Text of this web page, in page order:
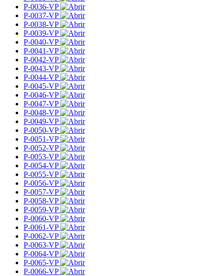
P-0036-VP
P-0037-VP
P-0038-VP
P-0039-VP
P-0040-VP
P-0041-VP
P-0042-VP
P-0043-VP
P-0044-VP
P-0045-VP
P-0046-VP
P-0047-VP
P-0048-VP
P-0049-VP
P-0050-VP
P-0051-VP
P-0052-VP
P-0053-VP
P-0054-VP
P-0055-VP
P-0056-VP
P-0057-VP
P-0058-VP
P-0059-VP
P-0060-VP
P-0061-VP
P-0062-VP
P-0063-VP
P-0064-VP
P-0065-VP
P-0066-VP